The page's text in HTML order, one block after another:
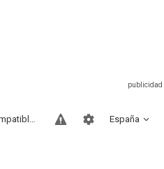
España
Sitios compatibles